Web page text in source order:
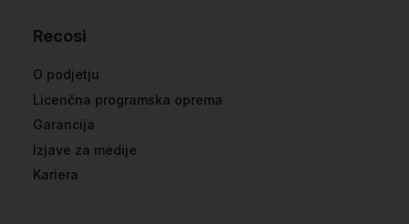
Recosi
O podjetju
Licenčna programska oprema
Garancija
Izjave za medije
Kariera